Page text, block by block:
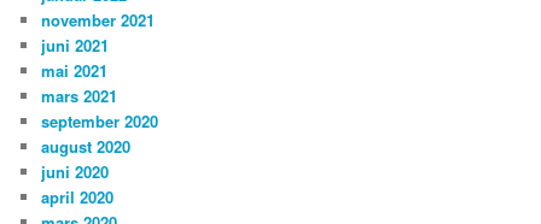
november 2021
juni 2021
mai 2021
mars 2021
september 2020
august 2020
juni 2020
april 2020